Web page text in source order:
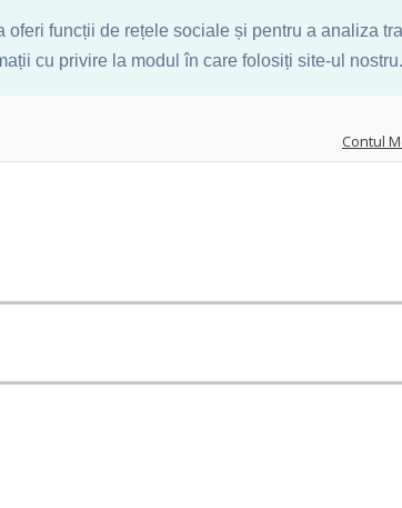
funcții de rețele sociale și pentru a analiza
cu privire la modul în care folosiți site-ul
Contul